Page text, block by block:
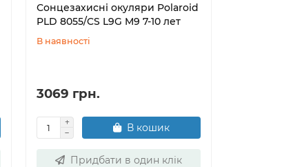
Сонцезахисні окуляри Polaroid
PLD 8055/CS L9G M9 7-10 лет
В наявності
3069 грн.
В кошик
Придбати в один клік